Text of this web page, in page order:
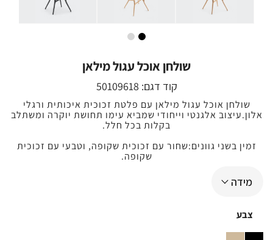
שולחן אוכל עגול מילאן
קוד דגם: 50109618
שולחן אוכל עגול מילאן עם פלטת זכוכית איכותית ורגלי
אלון.עיצוב אלגנטי וייחודי שמביא עימו תחושת יוקרה ומשתלב
בקלות בכל חלל.
זמין בשני גוונים:שחור עם זכוכית שקופה, וטבעי עם זכוכית
שקופה.
צבע